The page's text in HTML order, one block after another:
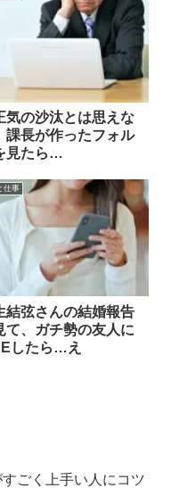
気の沙汰とは思えな
課長が作ったフォル
見たら…
仕事
結弦さんの結婚報告
て、ガチ勢の友人に
したら…え
ごく上手い人にコツ